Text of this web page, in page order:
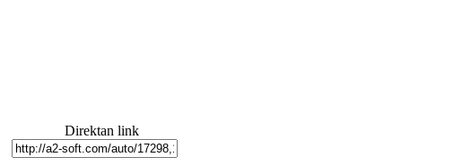
Direktan link